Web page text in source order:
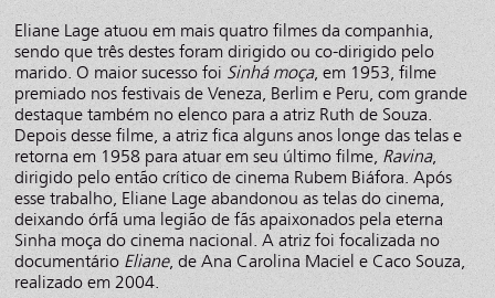
Eliane Lage atuou em mais quatro filmes da companhia,
sendo que três destes foram dirigido ou co-dirigido pelo
marido. O maior sucesso foi Sinhá moça, em 1953, filme
premiado nos festivais de Veneza, Berlim e Peru, com grande
destaque também no elenco para a atriz Ruth de Souza.
Depois desse filme, a atriz fica alguns anos longe das telas e
retorna em 1958 para atuar em seu último filme, Ravina,
dirigido pelo então crítico de cinema Rubem Biáfora. Após
esse trabalho, Eliane Lage abandonou as telas do cinema,
deixando órfã uma legião de fãs apaixonados pela eterna
Sinha moça do cinema nacional. A atriz foi focalizada no
documentário Eliane, de Ana Carolina Maciel e Caco Souza,
realizado em 2004.